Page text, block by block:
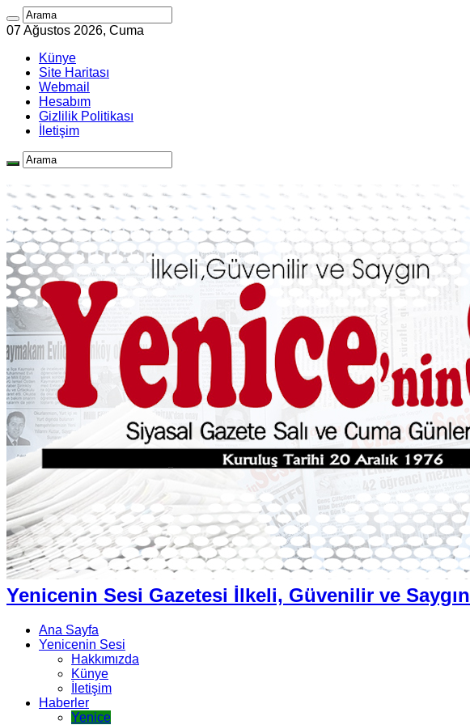
07 Ağustos 2026, Cuma
Künye
Site Haritası
Webmail
Hesabım
Gizlilik Politikası
İletişim
Yenicenin Sesi Gazetesi İlkeli, Güvenilir ve Saygın
Ana Sayfa
Yenicenin Sesi
Hakkımızda
Künye
İletişim
Haberler
Yenice